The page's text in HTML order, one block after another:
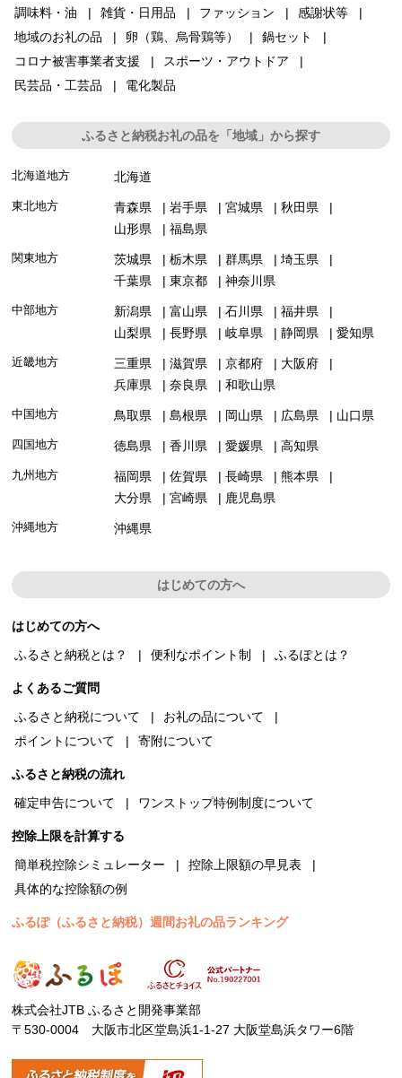
調味料・油
雑貨・日用品 ファッション
感謝状等
地域のお礼の品
卵（鶏、烏骨鶏等）
鍋セット
コロナ被害事業者支援
スポーツ・アウトドア
民芸品・工芸品
電化製品
ふるさと納税お礼の品を「地域」から探す
北海道地方 北海道
東北地方 青森県 岩手県 宮城県
秋田県
山形県
福島県
関東地方 茨城県 栃木県 群馬県
埼玉県
千葉県
東京都 神奈川県
中部地方 新潟県 富山県 石川県
福井県
山梨県
長野県 岐阜県 静岡県 愛知県
近畿地方 三重県 滋賀県 京都府
大阪府
兵庫県
奈良県 和歌山県
中国地方 鳥取県 島根県 岡山県 広島県 山口県
四国地方 徳島県 香川県 愛媛県 高知県
九州地方 福岡県 佐賀県 長崎県
熊本県
大分県
宮崎県 鹿児島県
沖縄地方 沖縄県
はじめての方へ
はじめての方へ
ふるさと納税とは？
便利なポイント制 ふるぽとは？
よくあるご質問
ふるさと納税について
お礼の品について
ポイントについて
寄附について
ふるさと納税の流れ
確定申告について
ワンストップ特例制度について
控除上限を計算する
簡単税控除シミュレーター
控除上限額の早見表
具体的な控除額の例
ふるぽ（ふるさと納税）週間お礼の品ランキング
株式会社JTB ふるさと開発事業部
〒530-0004 大阪市北区堂島浜1-1-27 大阪堂島浜タワー6階